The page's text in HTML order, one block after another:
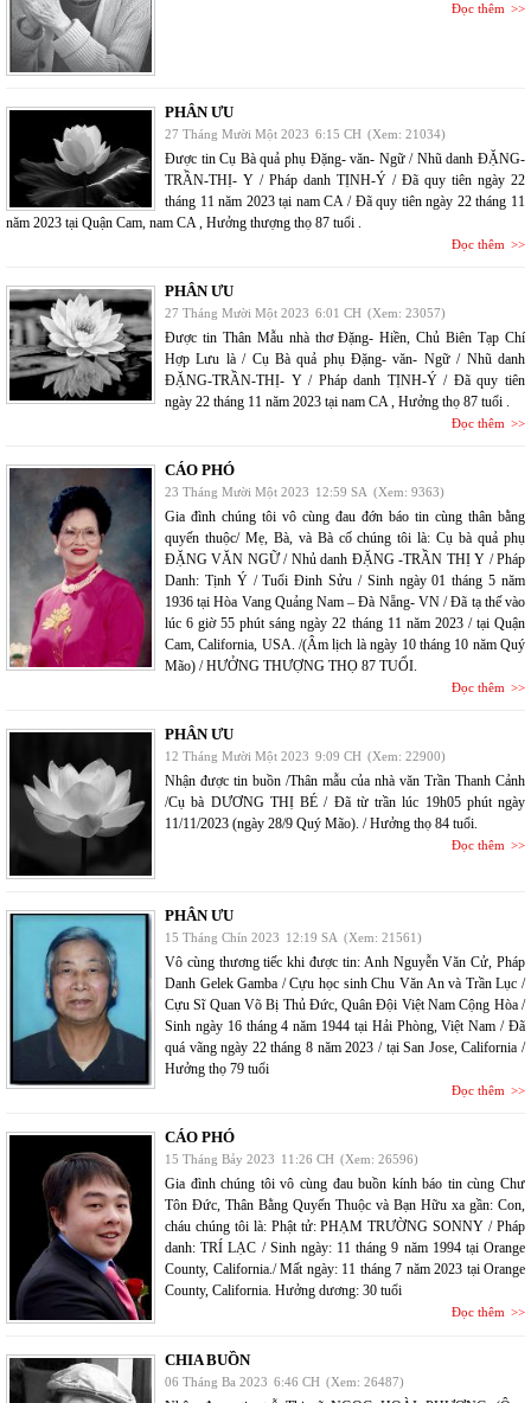
Đọc thêm
PHÂN ƯU
27 Tháng Mười Một 2023 6:15 CH (Xem: 21034)
Được tin Cụ Bà quả phụ Đặng- văn- Ngữ / Nhũ danh ĐẶNG-
TRẦN-THỊ- Y / Pháp danh TỊNH-Ý / Đã quy tiên ngày 22
tháng 11 năm 2023 tại nam CA / Đã quy tiên ngày 22 tháng 11
năm 2023 tại Quận Cam, nam CA , Hưởng thượng thọ 87 tuổi .
Đọc thêm
PHÂN ƯU
27 Tháng Mười Một 2023 6:01 CH (Xem: 23057)
Được tin Thân Mẫu nhà thơ Đặng- Hiền, Chủ Biên Tạp Chí
Hợp Lưu là / Cụ Bà quả phụ Đặng- văn- Ngữ / Nhũ danh
ĐẶNG-TRẦN-THỊ- Y / Pháp danh TỊNH-Ý / Đã quy tiên
ngày 22 tháng 11 năm 2023 tại nam CA , Hưởng thọ 87 tuổi .
Đọc thêm
CÁO PHÓ
23 Tháng Mười Một 2023 12:59 SA (Xem: 9363)
Gia đình chúng tôi vô cùng đau đớn báo tin cùng thân bằng
quyến thuộc/ Mẹ, Bà, và Bà cố chúng tôi là: Cụ bà quả phụ
ĐẶNG VĂN NGỮ / Nhủ danh ĐẶNG -TRẦN THỊ Y / Pháp
Danh: Tịnh Ý / Tuổi Đinh Sửu / Sinh ngày 01 tháng 5 năm
1936 tại Hòa Vang Quảng Nam – Đà Nẵng- VN / Đã tạ thế vào
lúc 6 giờ 55 phút sáng ngày 22 tháng 11 năm 2023 / tại Quận
Cam, California, USA. /(Âm lịch là ngày 10 tháng 10 năm Quý
Mão) / HƯỞNG THƯỢNG THỌ 87 TUỔI.
Đọc thêm
PHÂN ƯU
12 Tháng Mười Một 2023 9:09 CH (Xem: 22900)
Nhận được tin buồn /Thân mẫu của nhà văn Trần Thanh Cảnh
/Cụ bà DƯƠNG THỊ BÉ / Đã từ trần lúc 19h05 phút ngày
11/11/2023 (ngày 28/9 Quý Mão). / Hưởng thọ 84 tuổi.
Đọc thêm
PHÂN ƯU
15 Tháng Chín 2023 12:19 SA (Xem: 21561)
Vô cùng thương tiếc khi được tin: Anh Nguyễn Văn Cử, Pháp
Danh Gelek Gamba / Cựu học sinh Chu Văn An và Trần Lục /
Cựu Sĩ Quan Võ Bị Thủ Đức, Quân Đội Việt Nam Cộng Hòa /
Sinh ngày 16 tháng 4 năm 1944 tại Hải Phòng, Việt Nam / Đã
quá vãng ngày 22 tháng 8 năm 2023 / tại San Jose, California /
Hưởng thọ 79 tuổi
Đọc thêm
CÁO PHÓ
15 Tháng Bảy 2023 11:26 CH (Xem: 26596)
Gia đình chúng tôi vô cùng đau buồn kính báo tin cùng Chư
Tôn Đức, Thân Bằng Quyến Thuộc và Bạn Hữu xa gần: Con,
cháu chúng tôi là: Phật tử: PHẠM TRƯỜNG SONNY / Pháp
danh: TRÍ LẠC / Sinh ngày: 11 tháng 9 năm 1994 tại Orange
County, California./ Mất ngày: 11 tháng 7 năm 2023 tại Orange
County, California. Hưởng dương: 30 tuổi
Đọc thêm
CHIA BUỒN
06 Tháng Ba 2023 6:46 CH (Xem: 26487)